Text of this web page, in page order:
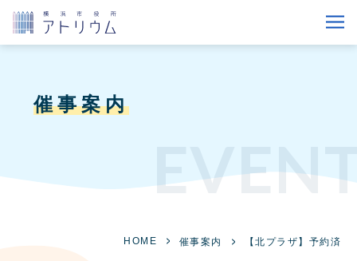
催事案内
HOME 催事案内 【北プラザ】予約済